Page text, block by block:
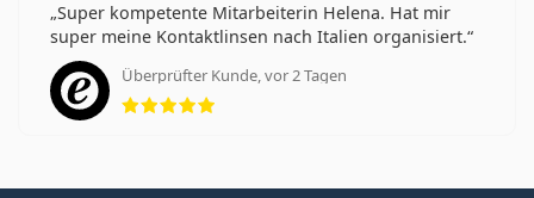
Super kompetente Mitarbeiterin Helena. Hat mir
super meine Kontaktlinsen nach Italien organisiert.
Überprüfter Kunde, vor 2 Tagen
Bewertung 5 aus 5